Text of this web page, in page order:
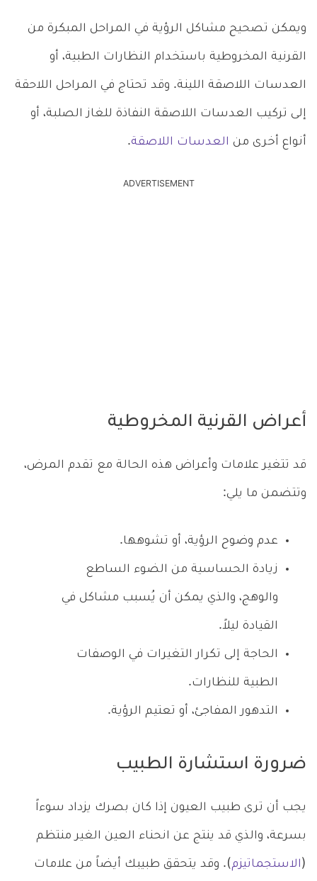
ويمكن تصحيح مشاكل الرؤية في المراحل المبكرة من
القرنية المخروطية باستخدام النظارات الطبية، أو
العدسات اللاصقة اللينة. وقد تحتاج في المراحل اللاحقة
إلى تركيب العدسات اللاصقة النفاذة للغاز الصلبة، أو
أنواع أخرى من العدسات اللاصقة.
ADVERTISEMENT
أعراض القرنية المخروطية
قد تتغير علامات وأعراض هذه الحالة مع تقدم المرض،
وتتضمن ما يلي:
عدم وضوح الرؤية، أو تشوهها.
زيادة الحساسية من الضوء الساطع
والوهج، والذي يمكن أن يُسبب مشاكل في
القيادة ليلاً.
الحاجة إلى تكرار التغيرات في الوصفات
الطبية للنظارات.
التدهور المفاجئ، أو تعتيم الرؤية.
ضرورة استشارة الطبيب
يجب أن ترى طبيب العيون إذا كان بصرك يزداد سوءاً
بسرعة، والذي قد ينتج عن انحناء العين الغير منتظم
( الاستجماتيزم). وقد يتحقق طبيبك أيضاً من علامات